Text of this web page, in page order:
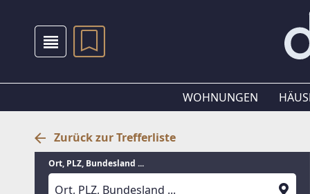
WOHNUNGEN
Zurück zur Trefferliste
Ort, PLZ, Bundesland ...